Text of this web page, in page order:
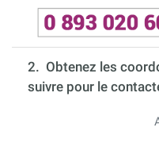
2. Obtenez les
suivre pour le